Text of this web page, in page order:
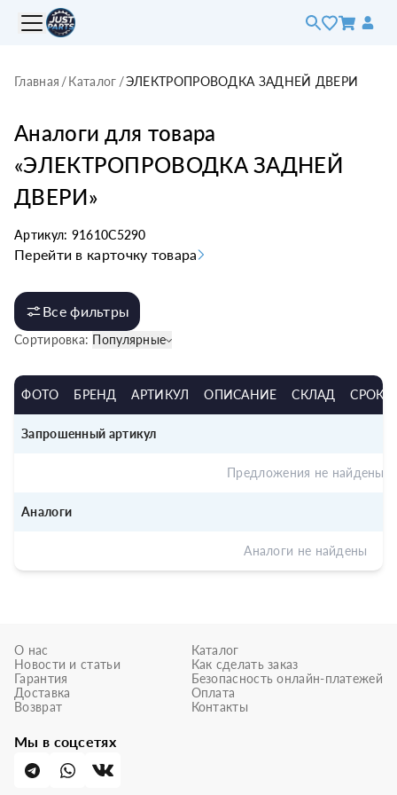
Главная /Каталог /ЭЛЕКТРОПРОВОДКА ЗАДНЕЙ ДВЕРИ
Аналоги для товара
«ЭЛЕКТРОПРОВОДКА ЗАДНЕЙ
ДВЕРИ»
Артикул: 91610C5290
Перейти в карточку товара
Все фильтры
Сортировка: Популярные
ФОТО БРЕНД АРТИКУЛ ОПИСАНИЕ СКЛАД СРОК
Запрошенный артикул
Предложения не найдены
Аналоги
Аналоги не найдены
О нас
Новости и статьи
Гарантия
Доставка
Возврат
Каталог
Как сделать заказ
Безопасность онлайн-платежей
Оплата
Контакты
Мы в соцсетях